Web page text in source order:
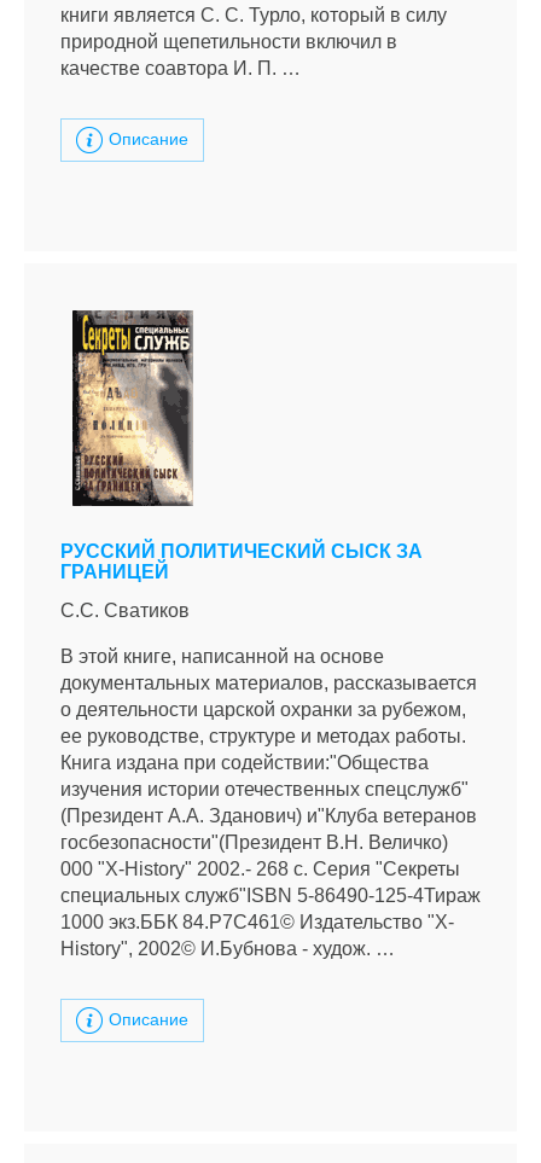
книги является С. С. Турло, который в силу
природной щепетильности включил в
качестве соавтора И. П. …
Описание
РУССКИЙ ПОЛИТИЧЕСКИЙ СЫСК ЗА
ГРАНИЦЕЙ
С.С. Сватиков
В этой книге, написанной на основе
документальных материалов, рассказывается
о деятельности царской охранки за рубежом,
ее руководстве, структуре и методах работы.
Книга издана при содействии:"Общества
изучения истории отечественных спецслужб"
(Президент А.А. Зданович) и"Клуба ветеранов
госбезопасности"(Президент В.Н. Величко)
000 "X-History" 2002.- 268 с. Серия "Секреты
специальных служб"ISBN 5-86490-125-4Тираж
1000 экз.ББК 84.Р7С461© Издательство "X-
History", 2002© И.Бубнова - худож. …
Описание